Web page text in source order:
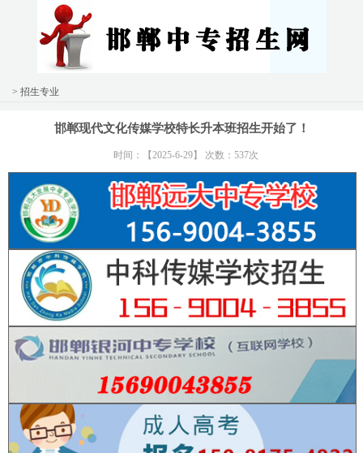
> 招生专业
邯郸现代文化传媒学校特长升本班招生开始了！
时间：【2025-6-29】 次数：537次